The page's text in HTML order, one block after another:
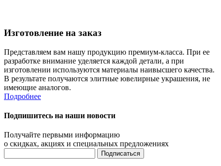
Изготовление на заказ
Представляем вам нашу продукцию премиум-класса. При ее
разработке внимание уделяется каждой детали, а при
изготовлении используются материалы наивысшего качества.
В результате получаются элитные ювелирные украшения, не
имеющие аналогов.
Подробнее
Подпишитесь на наши новости
Получайте первыми информацию
о скидках, акциях и специальных предложениях